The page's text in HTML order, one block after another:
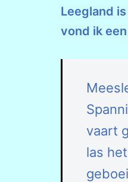
Leegland
vond ik
vaart
las